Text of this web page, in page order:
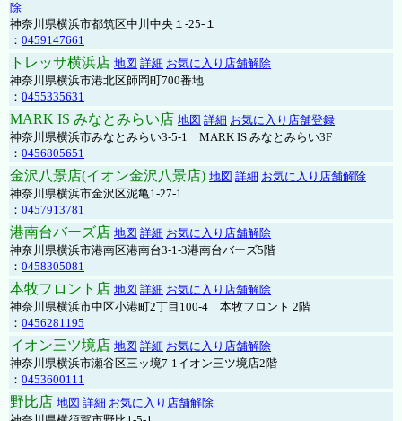
除
神奈川県横浜市都筑区中川中央１-25-１
： 0459147661
トレッサ横浜店 地図 詳細 お気に入り店舗解除
神奈川県横浜市港北区師岡町700番地
： 0455335631
MARK IS みなとみらい店 地図 詳細 お気に入り店舗登録
神奈川県横浜市みなとみらい3-5-1 MARK IS みなとみらい3F
： 0456805651
金沢八景店(イオン金沢八景店) 地図 詳細 お気に入り店舗解除
神奈川県横浜市金沢区泥亀1-27-1
： 0457913781
港南台バーズ店 地図 詳細 お気に入り店舗解除
神奈川県横浜市港南区港南台3-1-3港南台バーズ5階
： 0458305081
本牧フロント店 地図 詳細 お気に入り店舗解除
神奈川県横浜市中区小港町2丁目100-4 本牧フロント 2階
： 0456281195
イオン三ツ境店 地図 詳細 お気に入り店舗解除
神奈川県横浜市瀬谷区三ッ境7-1イオン三ツ境店2階
： 0453600111
野比店 地図 詳細 お気に入り店舗解除